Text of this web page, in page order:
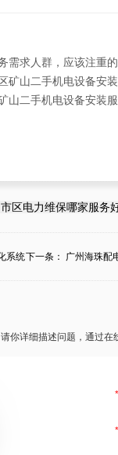
需求人群，应该注重
矿山二手机电设备安
山二手机电设备安装
市区电力维保哪家服务
系统下一条： 广州海珠配
你详细描述问题，通过在
*
*